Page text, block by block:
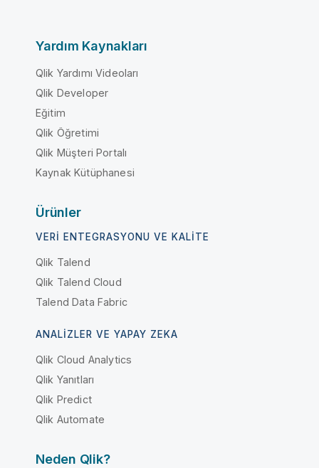
Yardım Kaynakları
Qlik Yardımı Videoları
Qlik Developer
Eğitim
Qlik Öğretimi
Qlik Müşteri Portalı
Kaynak Kütüphanesi
Ürünler
VERI ENTEGRASYONU VE KALITE
Qlik Talend
Qlik Talend Cloud
Talend Data Fabric
ANALIZLER VE YAPAY ZEKA
Qlik Cloud Analytics
Qlik Yanıtları
Qlik Predict
Qlik Automate
Neden Qlik?